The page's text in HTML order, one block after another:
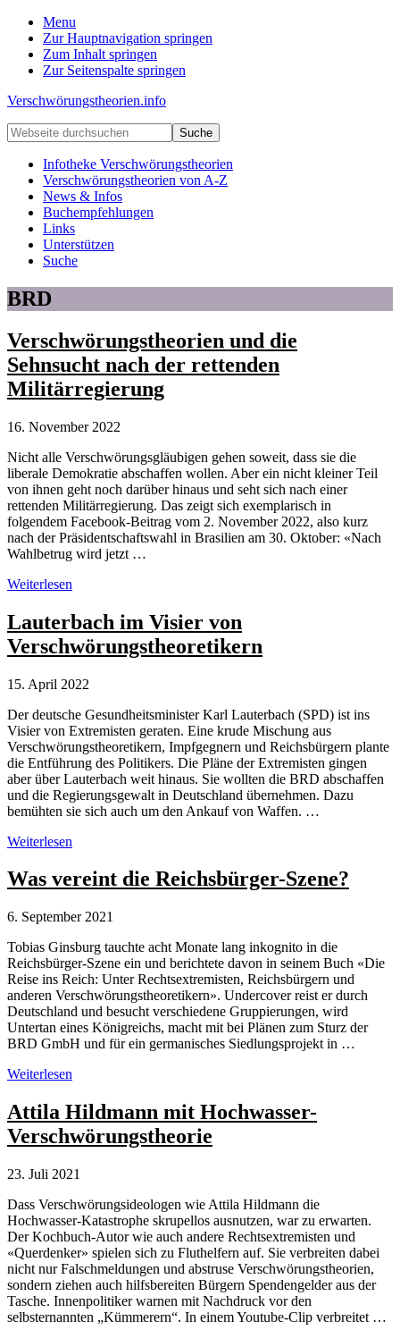
Menu
Zur Hauptnavigation springen
Zum Inhalt springen
Zur Seitenspalte springen
Verschwörungstheorien.info
Beiträge
zu
Merkmalen,
Funktionen
Risiken
konspirationistischen
Denkens
Webseite
durchsuchen
Infotheke Verschwörungstheorien
Verschwörungstheorien von A-Z
News & Infos
Buchempfehlungen
Links
Unterstützen
Suche
BRD
Verschwörungstheorien und die
Sehnsucht nach der rettenden
Militärregierung
16. November 2022
Nicht alle Verschwörungsgläubigen gehen soweit, dass sie die
liberale Demokratie abschaffen wollen. Aber ein nicht kleiner Teil
von ihnen geht noch darüber hinaus und seht sich nach einer
rettenden Militärregierung. Das zeigt sich exemplarisch in
folgendem Facebook-Beitrag vom 2. November 2022, also kurz
nach der Präsidentschaftswahl in Brasilien am 30. Oktober: «Nach
Wahlbetrug wird jetzt …
Verschwörungstheorien
die
Sehnsucht
nach
rettenden
Militärregierung
Weiterlesen
Lauterbach im Visier von
Verschwörungstheoretikern
15. April 2022
Der deutsche Gesundheitsminister Karl Lauterbach (SPD) ist ins
Visier von Extremisten geraten. Eine krude Mischung aus
Verschwörungstheoretikern, Impfgegnern und Reichsbürgern plante
die Entführung des Politikers. Die Pläne der Extremisten gingen
aber über Lauterbach weit hinaus. Sie wollten die BRD abschaffen
und die Regierungsgewalt in Deutschland übernehmen. Dazu
bemühten sie sich auch um den Ankauf von Waffen. …
Lauterbach
Visier
von
Weiterlesen
Was vereint die Reichsbürger-Szene?
6. September 2021
Tobias Ginsburg tauchte acht Monate lang inkognito in die
Reichsbürger-Szene ein und berichtete davon in seinem Buch «Die
Reise ins Reich: Unter Rechtsextremisten, Reichsbürgern und
anderen Verschwörungstheoretikern». Undercover reist er durch
Deutschland und besucht verschiedene Gruppierungen, wird
Untertan eines Königreichs, macht mit bei Plänen zum Sturz der
BRD GmbH und für ein germanisches Siedlungsprojekt in …
Was
die
Reichsbürger-
Szene?
Weiterlesen
Attila Hildmann mit Hochwasser-
Verschwörungstheorie
23. Juli 2021
Dass Verschwörungsideologen wie Attila Hildmann die
Hochwasser-Katastrophe skrupellos ausnutzen, war zu erwarten.
Der Kochbuch-Autor wie auch andere Rechtsextremisten und
«Querdenker» spielen sich zu Fluthelfern auf. Sie verbreiten dabei
nicht nur Falschmeldungen und abstruse Verschwörungstheorien,
sondern ziehen auch hilfsbereiten Bürgern Spendengelder aus der
Tasche. Innenpolitiker warnen mit Nachdruck vor den
selbsternannten „Kümmerern“. In einem Youtube-Clip verbreitet …